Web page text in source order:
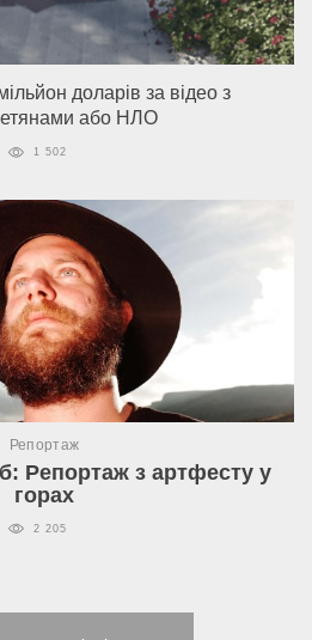
доларів за відео з
або НЛО
1 502
Репортаж
Репортаж з артфесту у
горах
2 205